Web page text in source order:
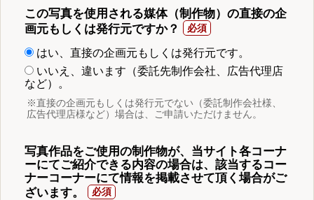
この写真を使用される媒体（制作物）の直接の企
画元もしくは発行元ですか？
はい、直接の企画元もしくは発行元です。
いいえ、違います（委託先制作会社、広告代理店
など）。
※直接の企画元もしくは発行元でない（委託制作会社様、
広告代理店様など）場合は、ご申請いただけません。
写真作品をご使用の制作物が、当サイト各コーナ
ーにてご紹介できる内容の場合は、該当するコー
ナーコーナーにて情報を掲載させて頂く場合がご
ざいます。